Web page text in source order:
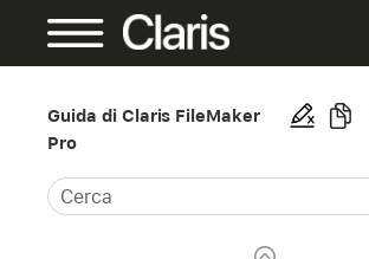
Guida di Claris FileMaker
Pro